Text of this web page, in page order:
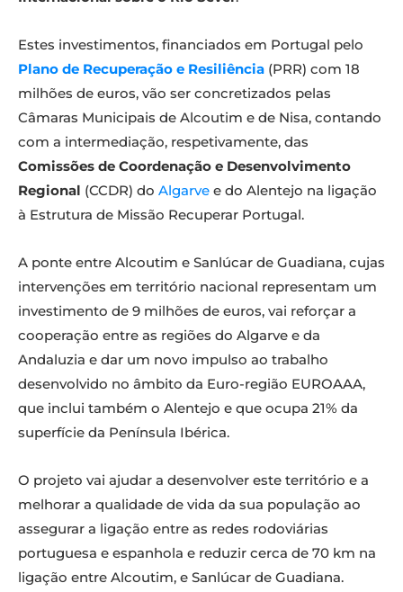
Estes investimentos, financiados em Portugal pelo
Plano de Recuperação e Resiliência (PRR) com 18
milhões de euros, vão ser concretizados pelas
Câmaras Municipais de Alcoutim e de Nisa, contando
com a intermediação, respetivamente, das
Comissões de Coordenação e Desenvolvimento
Regional (CCDR) do Algarve e do Alentejo na ligação
à Estrutura de Missão Recuperar Portugal.
A ponte entre Alcoutim e Sanlúcar de Guadiana, cujas
intervenções em território nacional representam um
investimento de 9 milhões de euros, vai reforçar a
cooperação entre as regiões do Algarve e da
Andaluzia e dar um novo impulso ao trabalho
desenvolvido no âmbito da Euro-região EUROAAA,
que inclui também o Alentejo e que ocupa 21% da
superfície da Península Ibérica.
O projeto vai ajudar a desenvolver este território e a
melhorar a qualidade de vida da sua população ao
assegurar a ligação entre as redes rodoviárias
portuguesa e espanhola e reduzir cerca de 70 km na
ligação entre Alcoutim, e Sanlúcar de Guadiana.